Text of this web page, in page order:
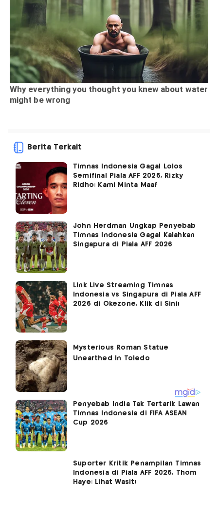
Berita Terkait
Timnas Indonesia Gagal Lolos
Semifinal Piala AFF 2026, Rizky
Ridho: Kami Minta Maaf
John Herdman Ungkap Penyebab
Timnas Indonesia Gagal Kalahkan
Singapura di Piala AFF 2026
Link Live Streaming Timnas
Indonesia vs Singapura di Piala AFF
2026 di Okezone, Klik di Sini!
Penyebab India Tak Tertarik Lawan
Timnas Indonesia di FIFA ASEAN
Cup 2026
Suporter Kritik Penampilan Timnas
Indonesia di Piala AFF 2026, Thom
Haye: Lihat Wasit!